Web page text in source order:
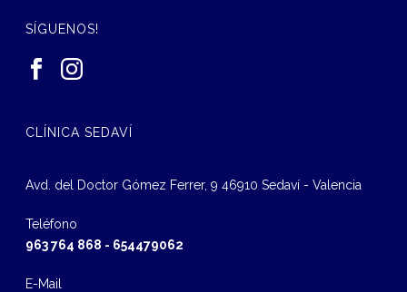
SÍGUENOS!
CLÍNICA SEDAVÍ
Avd. del Doctor Gómez Ferrer, 9 46910 Sedaví - Valencia
Teléfono
963 764 868 - 654479062
E-Mail